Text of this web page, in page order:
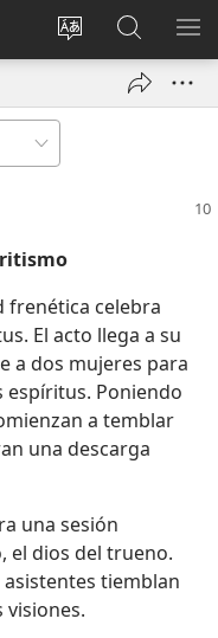
Cambiar
del sitio
Iniciar
sesión
nueva
en
jw.org
frenética celebra
El acto llega a su
a dos mujeres para
espíritus. Poniendo
a temblar
una descarga
una sesión
el dios del trueno.
tiemblan
visiones.